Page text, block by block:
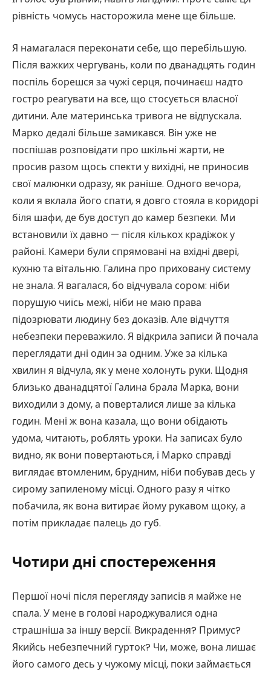
рівність чомусь насторожила мене ще більше.
Я намагалася переконати себе, що перебільшую.
Після важких чергувань, коли по дванадцять годин
поспіль борешся за чужі серця, починаєш надто
гостро реагувати на все, що стосується власної
дитини. Але материнська тривога не відпускала.
Марко дедалі більше замикався. Він уже не
поспішав розповідати про шкільні жарти, не
просив разом щось спекти у вихідні, не приносив
свої малюнки одразу, як раніше. Одного вечора,
коли я вклала його спати, я довго стояла в коридорі
біля шафи, де був доступ до камер безпеки. Ми
встановили їх давно — після кількох крадіжок у
районі. Камери були спрямовані на вхідні двері,
кухню та вітальню. Галина про приховану систему
не знала. Я вагалася, бо відчувала сором: ніби
порушую чиїсь межі, ніби не маю права
підозрювати людину без доказів. Але відчуття
небезпеки переважило. Я відкрила записи й почала
переглядати дні один за одним. Уже за кілька
хвилин я відчула, як у мене холонуть руки. Щодня
близько дванадцятої Галина брала Марка, вони
виходили з дому, а поверталися лише за кілька
годин. Мені ж вона казала, що вони обідають
удома, читають, роблять уроки. На записах було
видно, як вони повертаються, і Марко справді
виглядає втомленим, брудним, ніби побував десь у
сирому запиленому місці. Одного разу я чітко
побачила, як вона витирає йому рукавом щоку, а
потім прикладає палець до губ.
Чотири дні спостереження
Першої ночі після перегляду записів я майже не
спала. У мене в голові народжувалися одна
страшніша за іншу версії. Викрадення? Примус?
Якийсь небезпечний гурток? Чи, може, вона лишає
його самого десь у чужому місці, поки займається